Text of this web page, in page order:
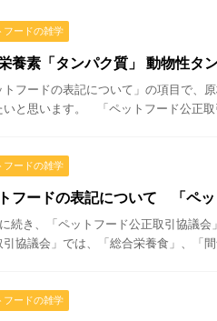
フードの雑学
養素「タンパク質」 動物性タ
トフードの表記について」の項目で、
いと思います。 「ペットフード公正
フードの雑学
フードの表記について 「ペ
続き、「ペットフード公正取引協議
引協議会」では、「総合栄養食」、「
フードの雑学